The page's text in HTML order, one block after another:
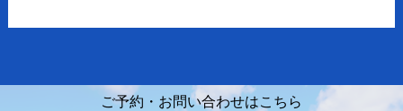
ご予約・お問い合わせはこちら